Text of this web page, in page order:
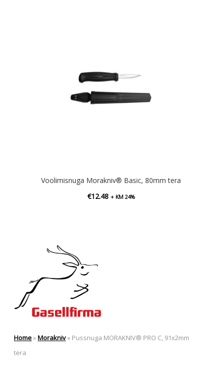
Voolimisnuga Morakniv® Basic, 80mm tera
€12.48 + KM 24%
Home»Morakniv» Pussnuga MORAKNIV® PRO C, 91x2mm
tera